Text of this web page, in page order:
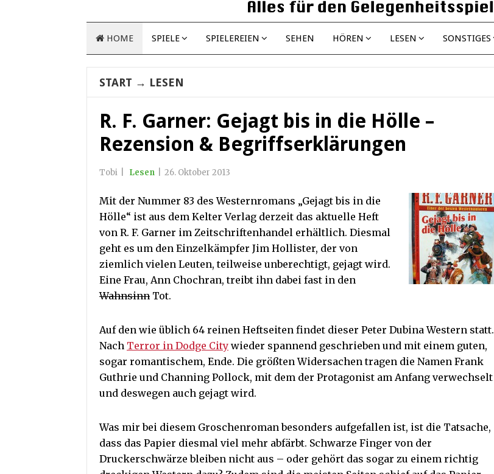
HOME SPIELE SPIELEREIEN SEHEN HÖREN LESEN SONSTIGES
START → LESEN
R. F. Garner: Gejagt bis in die Hölle –
Rezension & Begriffserklärungen
Tobi Lesen 26. Oktober 2013
Mit der Nummer 83 des Westernromans „Gejagt bis in die
Hölle“ ist aus dem Kelter Verlag derzeit das aktuelle Heft
von R. F. Garner im Zeitschriftenhandel erhältlich. Diesmal
geht es um den Einzelkämpfer Jim Hollister, der von
ziemlich vielen Leuten, teilweise unberechtigt, gejagt wird.
Eine Frau, Ann Chochran, treibt ihn dabei fast in den
Wahnsinn Tot.
Auf den wie üblich 64 reinen Heftseiten findet dieser Peter Dubina Western statt.
Nach Terror in Dodge City wieder spannend geschrieben und mit einem guten,
sogar romantischem, Ende. Die größten Widersachen tragen die Namen Frank
Guthrie und Channing Pollock, mit dem der Protagonist am Anfang verwechselt
und deswegen auch gejagt wird.
Was mir bei diesem Groschenroman besonders aufgefallen ist, ist die Tatsache,
dass das Papier diesmal viel mehr abfärbt. Schwarze Finger von der
Druckerschwärze bleiben nicht aus – oder gehört das sogar zu einem richtig